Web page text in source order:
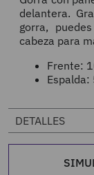
delantera.
gorra,
cabeza para
Frente:
DETALLES